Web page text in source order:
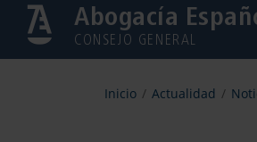
Abogacía
CONSEJO GENERAL
Inicio Actualidad